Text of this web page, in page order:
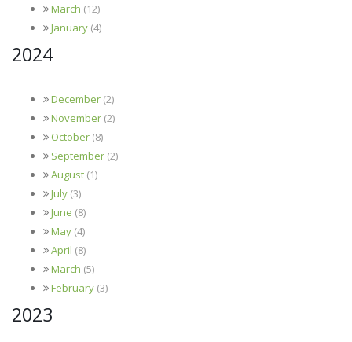
March (12)
January (4)
2024
December (2)
November (2)
October (8)
September (2)
August (1)
July (3)
June (8)
May (4)
April (8)
March (5)
February (3)
2023